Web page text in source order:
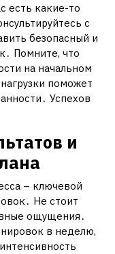
есть какие-то
с
безопасный и
Помните, что
на начальном
поможет
Успехов
и
– ключевой
Не стоит
ощущения․
в неделю,